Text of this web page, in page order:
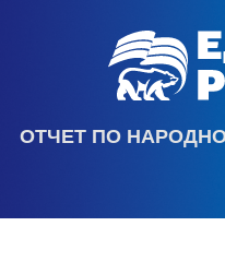
ОТЧЕТ ПО